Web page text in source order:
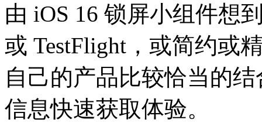
由 iOS 16 锁屏小组件想
或 TestFlight，或简约或
自己的产品比较恰当的
信息快速获取体验。